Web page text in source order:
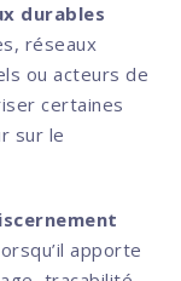
durables
réseaux
ou acteurs de
certaines
sur le
apporte